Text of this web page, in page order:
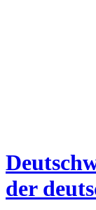
der